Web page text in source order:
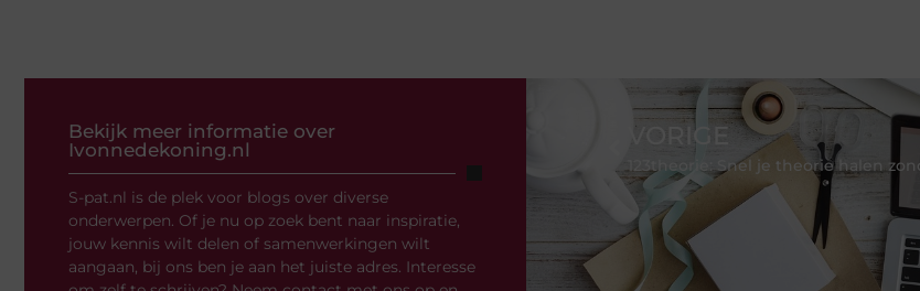
Bekijk meer informatie over
Ivonnedekoning.nl
S-pat.nl is de plek voor blogs over diverse
onderwerpen. Of je nu op zoek bent naar inspiratie,
jouw kennis wilt delen of samenwerkingen wilt
aangaan, bij ons ben je aan het juiste adres. Interesse
VORIGE